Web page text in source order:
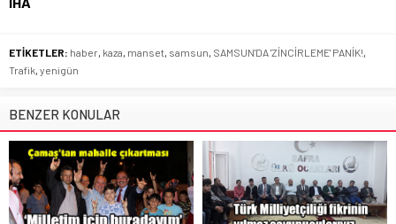
ETİKETLER: haber, kaza, manset, samsun, SAMSUN'DA 'ZİNCİRLEME' PANİK!,
Trafik, yenigün
BENZER KONULAR